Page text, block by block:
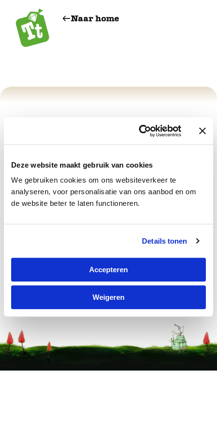
Deze website maakt gebruik van cookies
We gebruiken cookies om ons websiteverkeer te
analyseren, voor personalisatie van ons aanbod en om
de website beter te laten functioneren.
Details tonen
Accepteren
Weigeren
Naar home
Ongeldige waardes
meegegeven.
Deze betaling wordt niet herkend.